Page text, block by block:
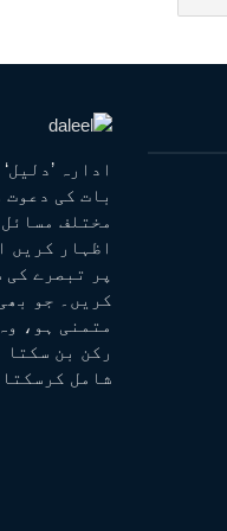
ادارہ
بات کی
مختلف
اظہار کریں
پر تبصرے
کریں۔ جو
متمنی ہو،
رکن بن
شامل کرسکتا